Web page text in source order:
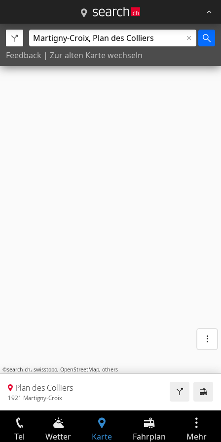
Feedback | Zur alten Karte wechseln
©search.ch, swisstopo, OpenStreetMap, others
Plan des Colliers
1921 Martigny-Croix
Tel Wetter Karte Fahrplan Mehr